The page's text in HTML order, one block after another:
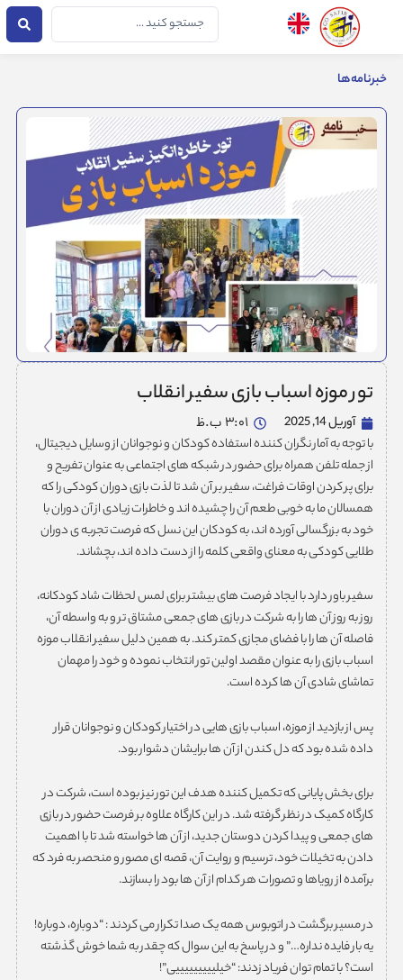
جستجو
خبرنامه‌ها
تور موزه اسباب بازی سفیر انقلاب
آوریل 14, 2025
3:01 ب.ظ
با توجه به آمار نگران کننده استفاده کودکان و نوجوانان از وسایل دیجیتال،
از جمله تلفن همراه برای حضور در شبکه های اجتماعی به عنوان تفریح و
برای پر کردن اوقات فراغت، سفیر بر آن شد تا لذت بازی دوران کودکی را که
همسالان ما به خوبی طعم آن را چشیده اند و خاطرات زیادی از آن دوران با
خود به بزرگسالی آورده اند، به کودکان این نسل که فرصت تجربه ی دوران
طلایی کودکی به معنای واقعی کلمه را از دست داده اند، بچشاند.
سفیر باور دارد با ایجاد فرصت های بیشتر برای لمس لحظات شاد کودکانه،
روز به روز آن ها را به شرکت در بازی های جمعی مشتاق تر و به واسطه آن،
فاصله آن ها را با فضای مجازی کمتر کند. به همین دلیل سفیر انقلاب موزه
اسباب بازی را به عنوان مقصد اولین تور انتخاب نموده و خود را مهمان
تماشای شادی آن ها کرده است.
پس از بازدید از موزه، اسباب بازی هایی در اختیار کودکان و نوجوانان قرار
داده شده بود که دل کندن از آن ها برایشان دشوار بود.
برای بخش پایانی که تکمیل کننده هدف این تور نیز بوده است، شرکت در
کارگاه کمیک در نظر گرفته شد. در این کارگاه علاوه بر فرصت حضور در بازی
های جمعی و پیدا کردن دوستان جدید، از آن ها خواسته شد تا با اهمیت
دادن به تخیلات خود، ترسیم و روایت آن، قصه ای مصور و منحصر به فرد که
برآمده از رویاها و تصورات هر کدام از آن ها بود را بسازند.
در مسیر برگشت در اتوبوس همه یک صدا تکرار می کردند : “دوباره، دوباره!
یه بار فایده نداره…” و در پاسخ به این سوال که چقدر به شما خوش گذشته
است؟ با تمام توان فریاد زدند: “خیلیییییییییی”!